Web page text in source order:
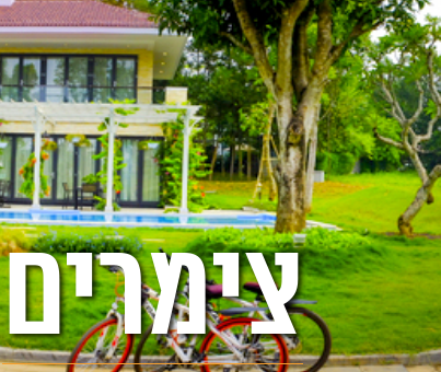
וילות באור הגנוז
צימרים באור הגנוז
אטרקציות בסביבה
מסעדות בסביבה
מסלולים בסביבה
קברי צדיקים
מגזין המושב
פרסום
אודות
צור קשר
צימרים